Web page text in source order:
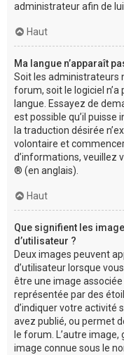
administrateur afin de
Haut
Ma langue n’apparaît
Soit les administrateurs
forum, soit le logiciel
langue. Essayez de
est possible qu’il puisse
la traduction désirée
volontaire et
d’informations, veuillez
® (en anglais).
Haut
Que signifient les
d’utilisateur ?
Deux images peuvent
d’utilisateur lorsque
être une image
représentée par des
d’indiquer votre activité
avez publié, ou permet
le forum. L’autre
image connue sous le